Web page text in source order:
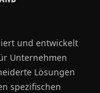
und entwickelt
Unternehmen
Lösungen
spezifischen